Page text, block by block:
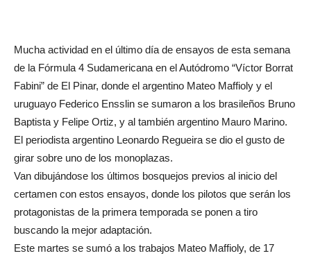
Mucha actividad en el último día de ensayos de esta semana
de la Fórmula 4 Sudamericana en el Autódromo “Víctor Borrat
Fabini” de El Pinar, donde el argentino Mateo Maffioly y el
uruguayo Federico Ensslin se sumaron a los brasileños Bruno
Baptista y Felipe Ortiz, y al también argentino Mauro Marino.
El periodista argentino Leonardo Regueira se dio el gusto de
girar sobre uno de los monoplazas.
Van dibujándose los últimos bosquejos previos al inicio del
certamen con estos ensayos, donde los pilotos que serán los
protagonistas de la primera temporada se ponen a tiro
buscando la mejor adaptación.
Este martes se sumó a los trabajos Mateo Maffioly, de 17